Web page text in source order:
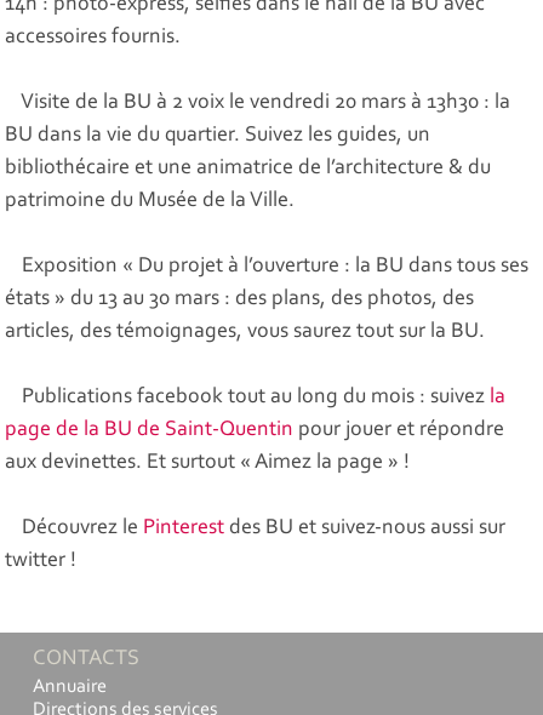
14h : photo-express, selfies dans le hall de la BU avec
accessoires fournis.
Visite de la BU à 2 voix le vendredi 20 mars à 13h30 : la
BU dans la vie du quartier. Suivez les guides, un
bibliothécaire et une animatrice de l’architecture & du
patrimoine du Musée de la Ville.
Exposition « Du projet à l’ouverture : la BU dans tous ses
états » du 13 au 30 mars : des plans, des photos, des
articles, des témoignages, vous saurez tout sur la BU.
Publications facebook tout au long du mois : suivez la
page de la BU de Saint-Quentin pour jouer et répondre
aux devinettes. Et surtout « Aimez la page » !
Découvrez le Pinterest des BU et suivez-nous aussi sur
twitter !
CONTACTS
Annuaire
Directions des services